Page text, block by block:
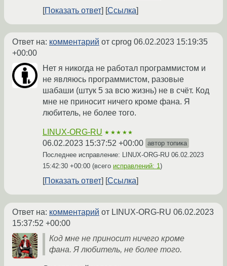
Показать ответ Ссылка
Ответ на: комментарий от cprog 06.02.2023 15:19:35
+00:00
Нет я никогда не работал программистом и
не являюсь программистом, разовые
шабаши (штук 5 за всю жизнь) не в счёт. Код
мне не приносит ничего кроме фана. Я
любитель, не более того.
LINUX-ORG-RU ★★★★★
06.02.2023 15:37:52 +00:00 автор топика
Последнее исправление: LINUX-ORG-RU 06.02.2023
15:42:30 +00:00 (всего исправлений: 1 )
Показать ответ Ссылка
Ответ на: комментарий от LINUX-ORG-RU 06.02.2023
15:37:52 +00:00
Код мне не приносит ничего кроме
фана. Я любитель, не более того.